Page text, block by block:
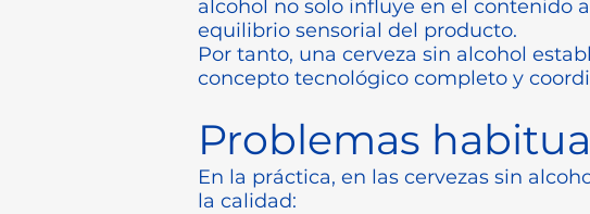
alcohol no solo influye en el contenido
equilibrio sensorial del producto.
Por tanto, una cerveza sin alcohol
concepto tecnológico completo y
Problemas
En la práctica, en las cervezas sin
la calidad: